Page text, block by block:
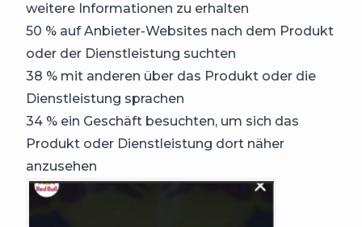
weitere Informationen zu erhalten
50 % auf Anbieter-Websites nach dem Produkt
oder der Dienstleistung suchten
38 % mit anderen über das Produkt oder die
Dienstleistung sprachen
34 % ein Geschäft besuchten, um sich das
Produkt oder Dienstleistung dort näher
anzusehen